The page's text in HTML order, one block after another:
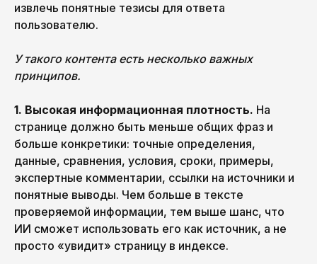
извлечь понятные тезисы для ответа
пользователю.
У такого контента есть несколько важных
принципов.
1. Высокая информационная плотность. На
странице должно быть меньше общих фраз и
больше конкретики: точные определения,
данные, сравнения, условия, сроки, примеры,
экспертные комментарии, ссылки на источники и
понятные выводы. Чем больше в тексте
проверяемой информации, тем выше шанс, что
ИИ сможет использовать его как источник, а не
просто «увидит» страницу в индексе.